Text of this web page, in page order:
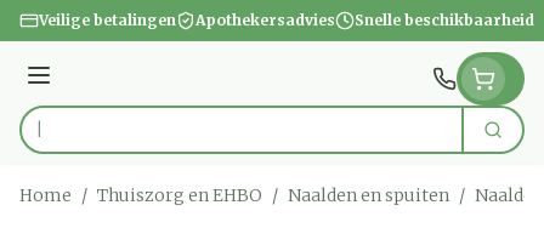
Ga naar de inhoud
Veilige betalingen Apothekersadvies Snelle beschikbaarheid
Menu
Product, merk, categorie... Zoek
Home / Thuiszorg en EHBO / Naalden en spuiten /